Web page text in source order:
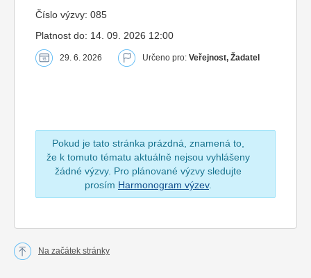
Číslo výzvy: 085
Platnost do: 14. 09. 2026 12:00
29. 6. 2026 Určeno pro: Veřejnost, Žadatel
Pokud je tato stránka prázdná, znamená to,
že k tomuto tématu aktuálně nejsou vyhlášeny
žádné výzvy. Pro plánované výzvy sledujte
prosím Harmonogram výzev.
Na začátek stránky